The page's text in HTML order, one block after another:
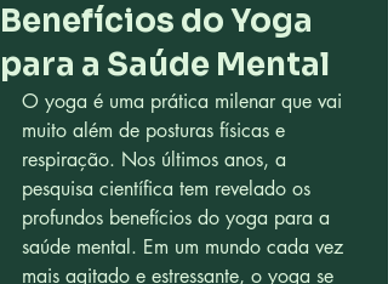
Benefícios do Yoga
para a Saúde Mental
O yoga é uma prática milenar que vai
muito além de posturas físicas e
respiração. Nos últimos anos, a
pesquisa científica tem revelado os
profundos benefícios do yoga para a
saúde mental. Em um mundo cada vez
mais agitado e estressante, o yoga se